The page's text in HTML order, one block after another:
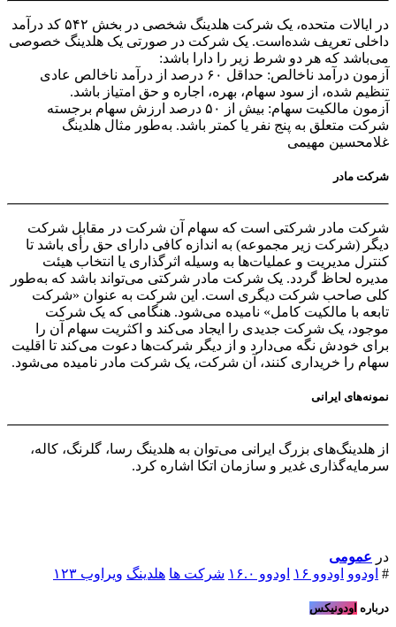
در ایالات متحده، یک شرکت هلدینگ شخصی در بخش ۵۴۲ کد درآمد
داخلی تعریف شده‌است. یک شرکت در صورتی یک هلدینگ خصوصی
می‌باشد که هر دو شرط زیر را دارا باشد:
آزمون درآمد ناخالص: حداقل ۶۰ درصد از درآمد ناخالص عادی
تنظیم شده، از سود سهام، بهره، اجاره و حق امتیاز باشد.
آزمون مالکیت سهام: بیش از ۵۰ درصد ارزش سهام برجسته
شرکت متعلق به پنج نفر یا کمتر باشد. به‌طور مثال هلدینگ
غلامحسین مهیمی
شرکت مادر
شرکت مادر شرکتی است که سهام آن شرکت در مقابل شرکت
دیگر (شرکت زیر مجموعه) به اندازه کافی دارای حق رأی باشد تا
کنترل مدیریت و عملیات‌ها به وسیله اثرگذاری یا انتخاب هیئت
مدیره لحاظ گردد. یک شرکت مادر شرکتی می‌تواند باشد که به‌طور
کلی صاحب شرکت دیگری است. این شرکت به عنوان «شرکت
تابعه با مالکیت کامل» نامیده می‌شود. هنگامی که یک شرکت
موجود، یک شرکت جدیدی را ایجاد می‌کند و اکثریت سهام آن را
برای خودش نگه می‌دارد و از دیگر شرکت‌ها دعوت می‌کند تا اقلیت
سهام را خریداری کنند، آن شرکت، یک شرکت مادر نامیده می‌شود.
نمونه‌های ایرانی
از هلدینگ‌های بزرگ ایرانی می‌توان به هلدینگ رسا، گلرنگ، کاله،
سرمایه‌گذاری غدیر و سازمان اتکا اشاره کرد.
در عمومی
# اودوو اودوو ۱۶ اودوو ۱۶.۰ شرکت ها هلدینگ ویراوب ۱۲۳
درباره اودونیکس